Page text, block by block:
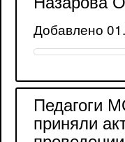
Добавлено
Педагоги
приняли